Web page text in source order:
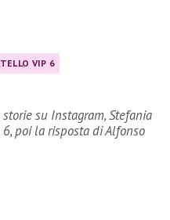
VIP 6
su Instagram, Stefania
poi la risposta di Alfonso